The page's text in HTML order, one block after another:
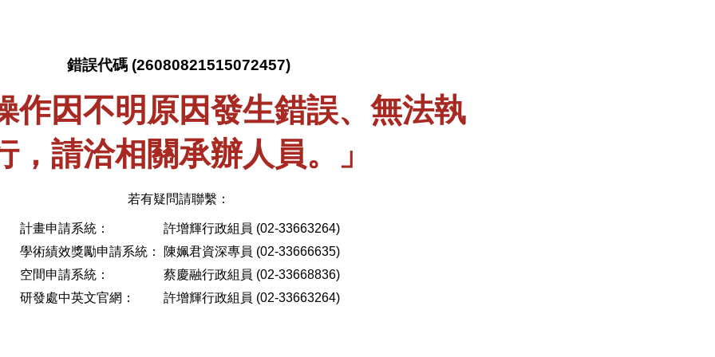
錯誤代碼 (26080821515072457)
作因不明原因發生錯誤、無法執
，請洽相關承辦人員。」
若有疑問請聯繫：
計畫申請系統：
許增輝行政組員 (02-33663264)
學術績效獎勵申請系統：
陳姵君資深專員 (02-33666635)
空間申請系統：
蔡慶融行政組員 (02-33668836)
研發處中英文官網：
許增輝行政組員 (02-33663264)